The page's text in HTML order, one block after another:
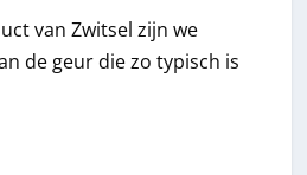
van Zwitsel zijn we
de geur die zo typisch is